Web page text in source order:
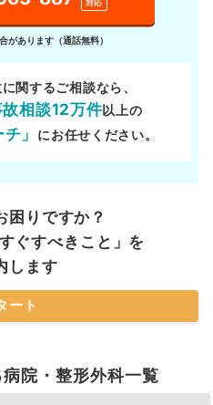
あります（通話無料）
関するご相談なら、
故相談12万件以上の
」 にお任せください。
困りですか？
ぐすべきこと」を
します
ート
院・整形外科一覧